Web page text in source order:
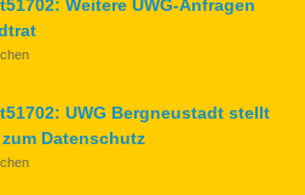
Weitere UWG-Anfragen
UWG Bergneustadt stellt
Datenschutz